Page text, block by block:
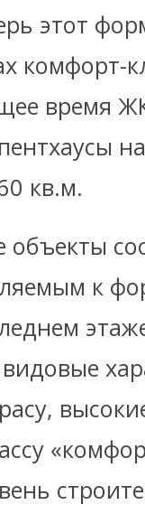
этот
комфорт-
время
кв.м.
к